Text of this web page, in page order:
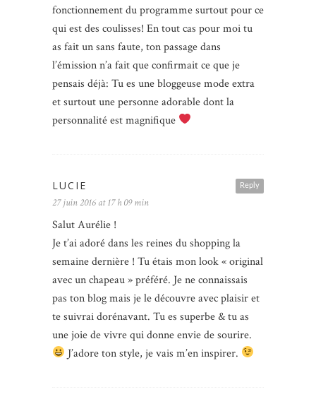
fonctionnement du programme surtout pour ce
qui est des coulisses! En tout cas pour moi tu
as fait un sans faute, ton passage dans
l’émission n’a fait que confirmait ce que je
pensais déjà: Tu es une bloggeuse mode extra
et surtout une personne adorable dont la
personnalité est magnifique
Reply
LUCIE
27 juin 2016 at 17 h 09 min
Salut Aurélie !
Je t’ai adoré dans les reines du shopping la
semaine dernière ! Tu étais mon look « original
avec un chapeau » préféré. Je ne connaissais
pas ton blog mais je le découvre avec plaisir et
te suivrai dorénavant. Tu es superbe & tu as
une joie de vivre qui donne envie de sourire.
J’adore ton style, je vais m’en inspirer.